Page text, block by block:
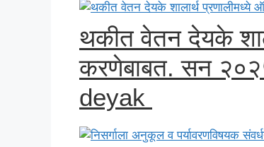
थकीत वेतन देयके
करणेबाबत. सन
deyak